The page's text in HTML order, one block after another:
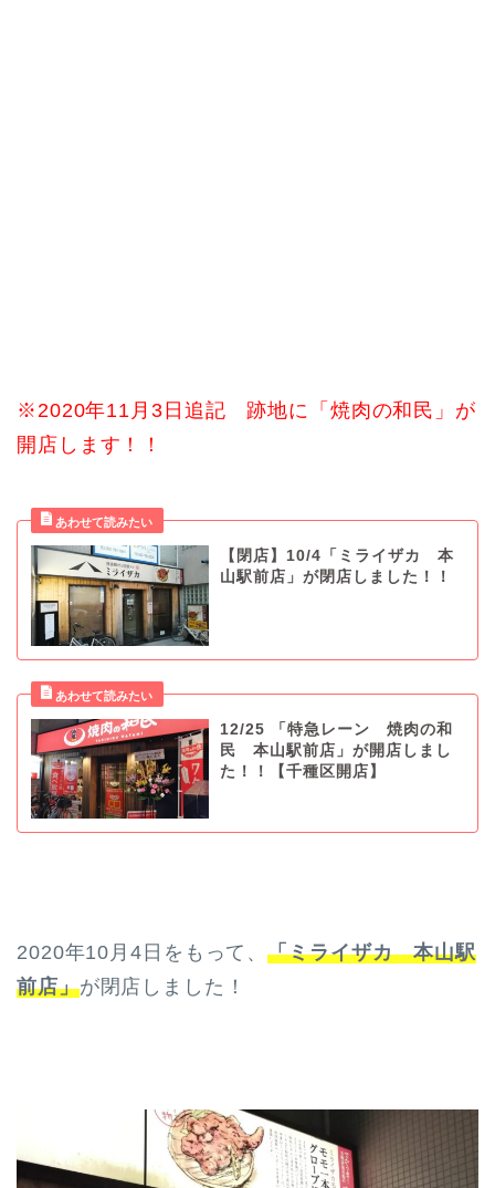
※2020年11月3日追記 跡地に「焼肉の和民」が
開店します！！
【閉店】10/4「ミライザカ 本
山駅前店」が閉店しました！！
12/25 「特急レーン 焼肉の和
民 本山駅前店」が開店しまし
た！！【千種区開店】
2020年10月4日をもって、「ミライザカ 本山駅
前店」が閉店しました！